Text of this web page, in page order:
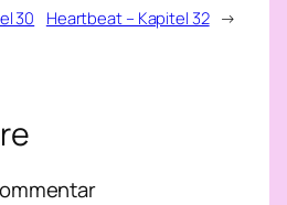
30 Heartbeat – Kapitel 32 →